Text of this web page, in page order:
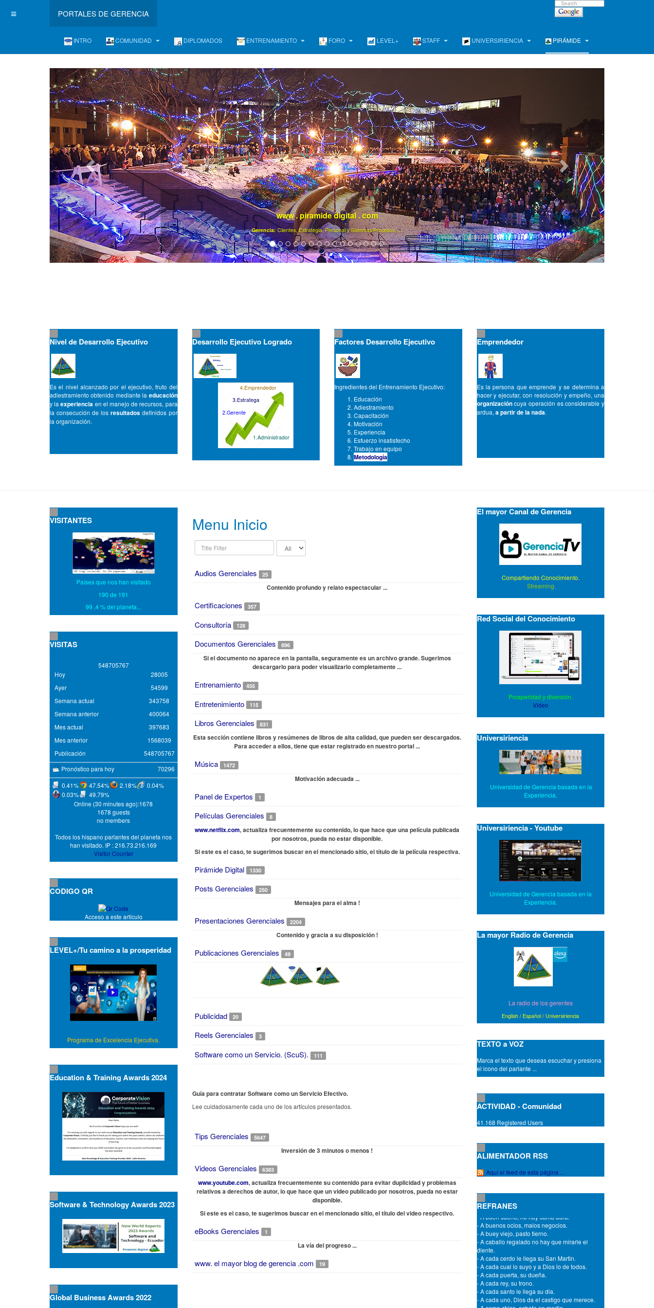
PORTALES DE GERENCIA
INTRO COMUNIDAD DIPLOMADOS ENTRENAMIENTO FORO LEVEL+ STAFF UNIVERSIRIENCIA PIRÁMIDE
Level +/ Un programa de Desarrollo Ejecutivo Continuo, Diferente !
Ya son más de 40000 gerentes registrados ...
Nivel de Desarrollo Ejecutivo
Es el nivel alcanzado por el ejecutivo, fruto del
adiestramiento obtenido mediante la educación
y laexperiencia en el manejo de recursos, para
la consecución de losresultados definidos por
la organización.
Desarrollo Ejecutivo Logrado
4.Emprendedor
3.Estratega
2.Gerente
1.Administrador
Factores Desarrollo Ejecutivo
Ingredientes del Entrenamiento Ejecutivo:
Educación
Adiestramiento
Capacitación
Motivación
Experiencia
Esfuerzo insatisfecho
Trabajo en equipo
Metodología
Emprendedor
Es la persona que emprende y se determina a
hacer y ejecutar, con resolución y empeño, una
organizacióncuya operación es considerable y
ardua, a partir de la nada.
Menu Inicio
Title
Filter
Display
Audios Gerenciales 25
Contenido profundo y relato espectacular ...
Certificaciones 357
Consultoría 128
Documentos Gerenciales 896
Si el documento no aparece en la pantalla, seguramente es un archivo grande. Sugerimos
descargarlo para poder visualizarlo completamente ...
Entrenamiento 455
Entretenimiento 115
Libros Gerenciales 831
Esta sección contiene libros y resúmenes de libros de alta calidad, que pueden ser descargados.
Para acceder a ellos, tiene que estar registrado en nuestro portal ...
Música 1472
Motivación adecuada ...
Panel de Expertos 1
Películas Gerenciales 8
www.netflix.com, actualiza frecuentemente su contenido, lo que hace que una película publicada
por nosotros, pueda no estar disponible.
Si este es el caso, te sugerimos buscar en el mencionado sitio, el título de la película respectiva.
Pirámide Digital 1330
Posts Gerenciales 250
Mensajes para el alma !
Presentaciones Gerenciales 2204
Contenido y gracia a su disposición !
Publicaciones Gerenciales 49
Publicidad 20
Reels Gerenciales 3
Software como un Servicio. (ScuS). 111
Guía para contratar Software como un Servicio Efectivo.
Lee cuidadosamente cada uno de los artículos presentados.
Tips Gerenciales 5647
Inversión de 3 minutos o menos !
Videos Gerenciales 6383
www.youtube.com, actualiza frecuentemente su contenido para evitar duplicidad y problemas
relativos a derechos de autor, lo que hace que un video publicado por nosotros, pueda no estar
disponible.
Si este es el caso, te sugerimos buscar en el mencionado sitio, el título del video respectivo.
eBooks Gerenciales 1
La vía del progreso ...
www. el mayor blog de gerencia .com 19
VISITANTES
Países que nos han visitado
190 de 191
99 ,4 % del planeta...
VISITAS
548705767
Hoy
Ayer
Semana actual
Semana anterior
Mes actual
Mes anterior
Publicación
28005
54599
343758
400064
397683
1568039
548705767
Pronóstico para hoy
70296
0.41%
47.54% 2.18%
0.04%
0.03%
49.79%
Online (30 minutes ago):1678
1678 guests
no members
Todos los hispano parlantes del planeta nos
han visitado. IP : 216.73.216.169
Visitor Counter
CODIGO QR
Acceso a este artículo
LEVEL+/Tu camino a la prosperidad
Programa de Excelencia Ejecutiva.
Education & Training Awards 2024
Software & Technology Awards 2023
Global Business Awards 2022
El mayor Canal de Gerencia
Compartiendo Conocimiento.
Streaming.
Red Social del Conocimiento
Prosperidad y diversión.
Video
Universiriencia
Universidad de Gerencia basada en la
Experiencia.
Universiriencia - Youtube
Universidad de Gerencia basada en la
Experiencia.
La mayor Radio de Gerencia
La radio de los gerentes
English / Español /Universiriencia
TEXTO a VOZ
Marca el texto que deseas escuchar y presiona
el icono del parlante ...
ACTIVIDAD - Comunidad
41.168 Registered Users
ALIMENTADOR RSS
Aquí el feed de esta página ...
REFRANES
- A amistades que son ciertas, siempre las
puertas abiertas.
- A buen entendedor, a señas.
- A buen entendedor, pocas palabras.
- A buen sueño, no hay cama dura.
- A buenos ocios, malos negocios.
- A buey viejo, pasto tierno.
- A caballo regalado no hay que mirarle el
diente.
- A cada cerdo le llega su San Martin.
- A cada cual lo suyo y a Dios lo de todos.
- A cada puerta, su dueña.
- A cada rey, su trono.
- A cada santo le llega su dia.
- A cada uno, Dios da el castigo que merece.
- A cama chica, echate en medio.